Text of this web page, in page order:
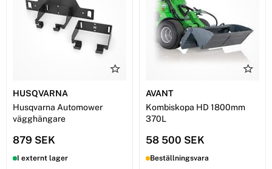
HUSQVARNA
Husqvarna Automower
vägghängare
879 SEK
I externt lager
AVANT
Kombiskopa HD 1800mm
370L
58 500 SEK
Beställningsvara